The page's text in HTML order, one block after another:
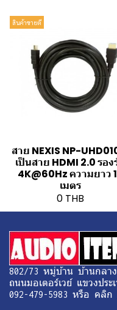
สินค้าขายดี
สาย NEXIS NP-
เป็นสาย HDMI 2.0 รอง
4K@60Hz ความยาว
เมตร
0 THB
802/73 หมู่บ้าน บ้านกลา
ถนนมอเตอร์เวย์ แขวงประ
092-479-5983 หรือ คลิก